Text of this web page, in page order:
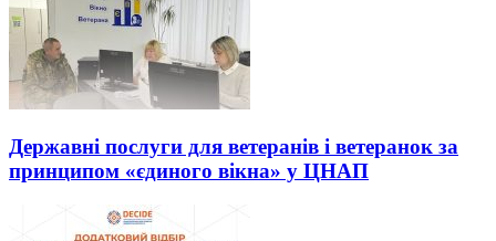
Державні послуги для ветеранів і ветеранок за
принципом «єдиного вікна» у ЦНАП